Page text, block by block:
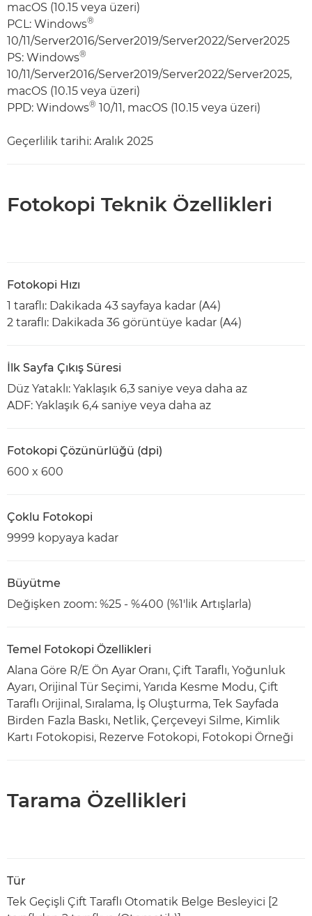
macOS (10.15 veya üzeri)
PCL: Windows®
10/11/Server2016/Server2019/Server2022/Server2025
PS: Windows®
10/11/Server2016/Server2019/Server2022/Server2025,
macOS (10.15 veya üzeri)
PPD: Windows® 10/11, macOS (10.15 veya üzeri)
Geçerlilik tarihi: Aralık 2025
Fotokopi Teknik Özellikleri
Fotokopi Hızı
1 taraflı: Dakikada 43 sayfaya kadar (A4)
2 taraflı: Dakikada 36 görüntüye kadar (A4)
İlk Sayfa Çıkış Süresi
Düz Yataklı: Yaklaşık 6,3 saniye veya daha az
ADF: Yaklaşık 6,4 saniye veya daha az
Fotokopi Çözünürlüğü (dpi)
600 x 600
Çoklu Fotokopi
9999 kopyaya kadar
Büyütme
Değişken zoom: %25 - %400 (%1'lik Artışlarla)
Temel Fotokopi Özellikleri
Alana Göre R/E Ön Ayar Oranı, Çift Taraflı, Yoğunluk
Ayarı, Orijinal Tür Seçimi, Yarıda Kesme Modu, Çift
Taraflı Orijinal, Sıralama, İş Oluşturma, Tek Sayfada
Birden Fazla Baskı, Netlik, Çerçeveyi Silme, Kimlik
Kartı Fotokopisi, Rezerve Fotokopi, Fotokopi Örneği
Tarama Özellikleri
Tür
Tek Geçişli Çift Taraflı Otomatik Belge Besleyici [2